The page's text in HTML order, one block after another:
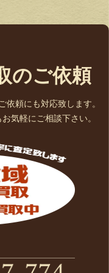
のご依頼
依頼にも対応致します。
気軽にご相談下さい。